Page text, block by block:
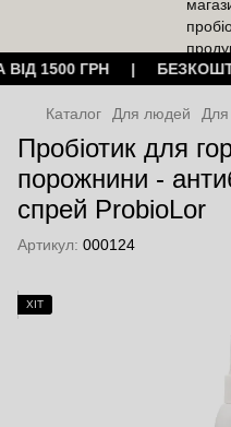
1500 ГРН |
Каталог Для людей
Пробіотик для
порожнини -
спрей ProbioLor
Артикул: 000124
ХІТ